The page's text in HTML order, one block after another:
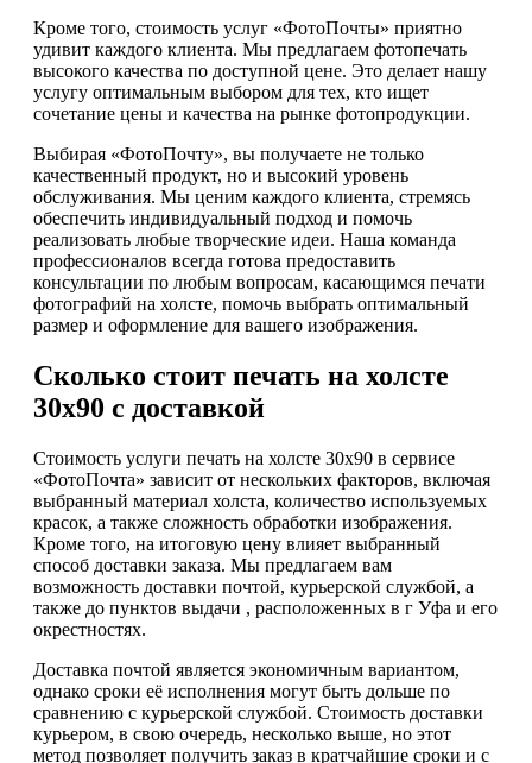
Кроме того, стоимость услуг «ФотоПочты» приятно
удивит каждого клиента. Мы предлагаем фотопечать
высокого качества по доступной цене. Это делает нашу
услугу оптимальным выбором для тех, кто ищет
сочетание цены и качества на рынке фотопродукции.
Выбирая «ФотоПочту», вы получаете не только
качественный продукт, но и высокий уровень
обслуживания. Мы ценим каждого клиента, стремясь
обеспечить индивидуальный подход и помочь
реализовать любые творческие идеи. Наша команда
профессионалов всегда готова предоставить
консультации по любым вопросам, касающимся печати
фотографий на холсте, помочь выбрать оптимальный
размер и оформление для вашего изображения.
Сколько стоит печать на холсте
30х90 с доставкой
Стоимость услуги печать на холсте 30х90 в сервисе
«ФотоПочта» зависит от нескольких факторов, включая
выбранный материал холста, количество используемых
красок, а также сложность обработки изображения.
Кроме того, на итоговую цену влияет выбранный
способ доставки заказа. Мы предлагаем вам
возможность доставки почтой, курьерской службой, а
также до пунктов выдачи , расположенных в г Уфа и его
окрестностях.
Доставка почтой является экономичным вариантом,
однако сроки её исполнения могут быть дольше по
сравнению с курьерской службой. Стоимость доставки
курьером, в свою очередь, несколько выше, но этот
метод позволяет получить заказ в кратчайшие сроки и с